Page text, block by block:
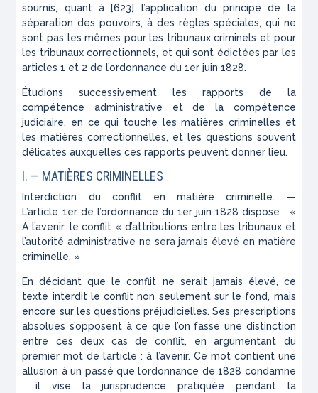
soumis, quant à [623] l’application du principe de la
séparation des pouvoirs, à des règles spéciales, qui ne
sont pas les mêmes pour les tribunaux criminels et pour
les tribunaux correctionnels, et qui sont édictées par les
articles 1 et 2 de l’ordonnance du 1er juin 1828.
Étudions successivement les rapports de la
compétence administrative et de la compétence
judiciaire, en ce qui touche les matières criminelles et
les matières correctionnelles, et les questions souvent
délicates auxquelles ces rapports peuvent donner lieu.
I. — MATIÈRES CRIMINELLES
Interdiction du conflit en matière criminelle.
—
L’article 1er de l’ordonnance du1er juin1828 dispose : «
A l’avenir, leconflit « d’attributions entre les tribunaux et
l’autorité administrative ne sera jamais élevé en matière
criminelle. »
En décidant que le conflit ne serait jamais élevé, ce
texte interdit le conflit non seulement sur le fond, mais
encore sur les questionspréjudicielles. Ses prescriptions
absolues s’opposent à ce que l’on fasse une distinction
entre ces deux cas de conflit, enargumentant du
premier mot de l’article : à l’avenir. Ce mot contient une
allusion à un passé que l’ordonnance de 1828 condamne
;il vise la jurisprudence pratiquée pendant la